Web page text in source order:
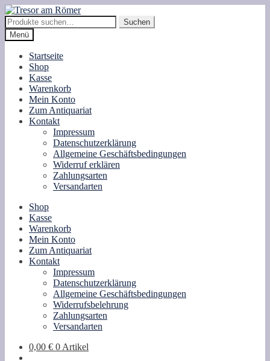
Zur
Navigation
springen
Zum
Inhalt
springen
Suche
nach:
Suchen
Menü
Startseite
Shop
Kasse
Warenkorb
Mein Konto
Zum Antiquariat
Kontakt
Impressum
Datenschutzerklärung
Allgemeine Geschäftsbedingungen
Widerruf erklären
Zahlungsarten
Versandarten
Shop
Kasse
Warenkorb
Mein Konto
Zum Antiquariat
Kontakt
Impressum
Datenschutzerklärung
Allgemeine Geschäftsbedingungen
Widerrufsbelehrung
Zahlungsarten
Versandarten
0,00 € 0 Artikel